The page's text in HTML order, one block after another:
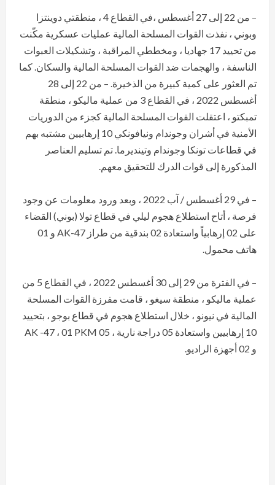
– من 22 إلى 27 أغسطس ،في القطاع 4 ، منطقتي دوينتزا
وبوني ، نفذت القوات المسلحة المالية عمليات عسكرية مكّنت
من تحييد 17 جهاديا ، ومخططي المراقبة ، وتشكيلات العبوات
الناسفة ، والهجمات ضد القوات المسلحة المالية والسكان. كما
تم العثور على كمية كبيرة من الذخيرة. – من 22 إلى 28
أغسطس 2022 ، في القطاع 3 من عملية ماليكو ، منطقة
تمبكتو ، اعتقلت القوات المسلحة المالية كجزء من الدوريات
الأمنية في أشران وجوندام ونيافونكي 10 إرهابيين مشتبه بهم
في قطاعات تونكا وجوندام وتينديرما. تم تسليم العناصر
المذكورة إلى قوات الدرك للتحقيق معهم.
– في 29 أغسطس / آب 2022 ، وبعد ورود معلومات عن وجود
فرصة ، أتاح استطلاع هجوم ليلي في قطاع تولا (بوني) القضاء
على 02 إرهابياً واستعادة 02 بندقية من طراز AK-47 و 01
هاتف محمول.
– في الفترة من 29 إلى 30 أغسطس 2022 ، في القطاع 5 من
عملية ماليكو ، منطقة سيغو ، قامت مفرزة القوات المسلحة
المالية في نيونو ، خلال استطلاع هجوم في قطاع بوجو ، بتحييد
10 إرهابيين واستعادة 05 دراجة نارية ، 05 AK -47 ، 01 PKM
و 02 أجهزة الراديو.